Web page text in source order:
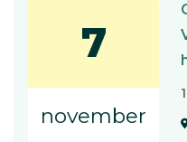
7
november